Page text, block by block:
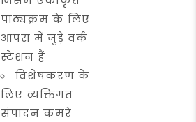
पाठ्यक्रम के लिए
आपस में जुड़े वर्क
स्टेशन हैं
विशेषकरण के
लिए व्यक्तिगत
संपादन कमरे